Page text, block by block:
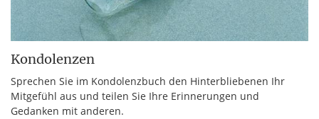
Kondolenzen
Sprechen Sie im Kondolenzbuch den Hinterbliebenen Ihr
Mitgefühl aus und teilen Sie Ihre Erinnerungen und
Gedanken mit anderen.